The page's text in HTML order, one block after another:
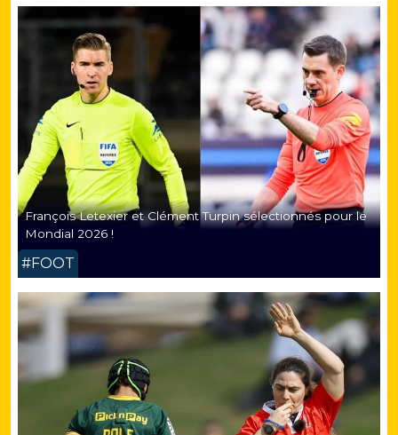
François Letexier et Clément Turpin sélectionnés pour le
Mondial 2026 !
#FOOT